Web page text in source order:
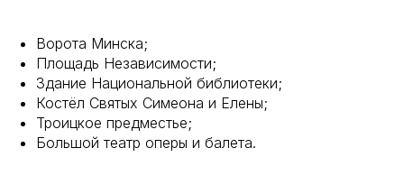
Ворота Минска;
Площадь Независимости;
Здание Национальной библиотеки;
Костёл Святых Симеона и Елены;
Троицкое предместье;
Большой театр оперы и балета.